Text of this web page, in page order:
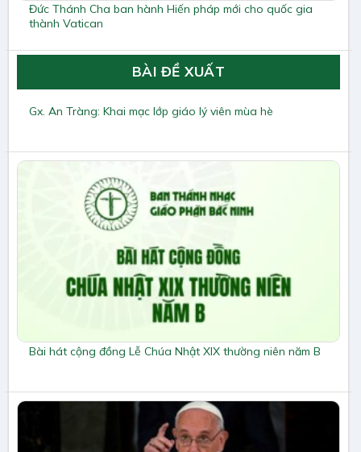
Đức Thánh Cha ban hành Hiến pháp mới cho quốc gia
thành Vatican
BÀI ĐỀ XUẤT
Gx. An Tràng: Khai mạc lớp giáo lý viên mùa hè
Bài hát cộng đồng Lễ Chúa Nhật XIX thường niên năm B